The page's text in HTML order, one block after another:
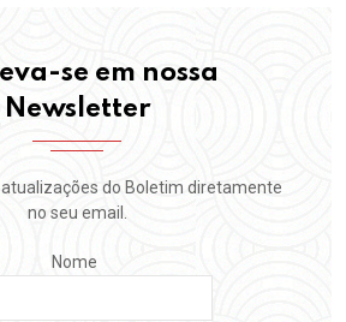
se em nossa
Newsletter
atualizações do Boletim diretamente
no seu email.
Nome